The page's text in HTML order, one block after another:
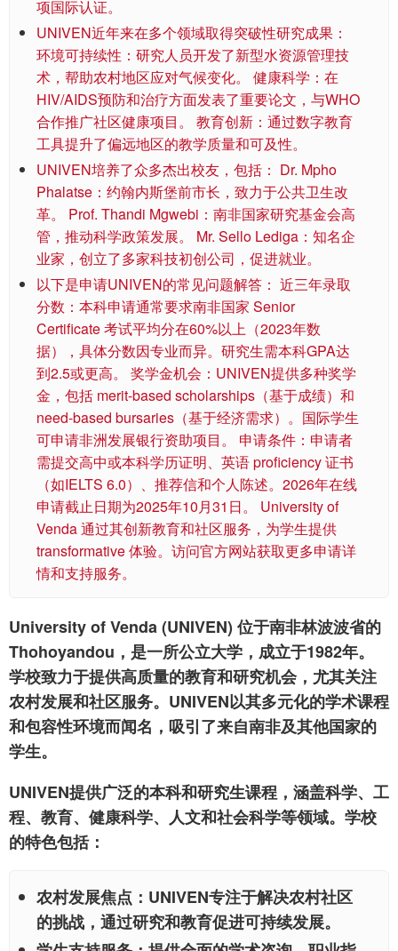
项国际认证。
UNIVEN近年来在多个领域取得突破性研究成果：
环境可持续性：研究人员开发了新型水资源管理技
术，帮助农村地区应对气候变化。 健康科学：在
HIV/AIDS预防和治疗方面发表了重要论文，与WHO
合作推广社区健康项目。 教育创新：通过数字教育
工具提升了偏远地区的教学质量和可及性。
UNIVEN培养了众多杰出校友，包括： Dr. Mpho
Phalatse：约翰内斯堡前市长，致力于公共卫生改
革。 Prof. Thandi Mgwebi：南非国家研究基金会高
管，推动科学政策发展。 Mr. Sello Lediga：知名企
业家，创立了多家科技初创公司，促进就业。
以下是申请UNIVEN的常见问题解答： 近三年录取
分数：本科申请通常要求南非国家 Senior
Certificate 考试平均分在60%以上（2023年数
据），具体分数因专业而异。研究生需本科GPA达
到2.5或更高。 奖学金机会：UNIVEN提供多种奖学
金，包括 merit-based scholarships（基于成绩）和
need-based bursaries（基于经济需求）。国际学生
可申请非洲发展银行资助项目。 申请条件：申请者
需提交高中或本科学历证明、英语 proficiency 证书
（如IELTS 6.0）、推荐信和个人陈述。2026年在线
申请截止日期为2025年10月31日。 University of
Venda 通过其创新教育和社区服务，为学生提供
transformative 体验。访问官方网站获取更多申请详
情和支持服务。
University of Venda (UNIVEN) 位于南非林波波省的
Thohoyandou，是一所公立大学，成立于1982年。
学校致力于提供高质量的教育和研究机会，尤其关注
农村发展和社区服务。UNIVEN以其多元化的学术课程
和包容性环境而闻名，吸引了来自南非及其他国家的
学生。
UNIVEN提供广泛的本科和研究生课程，涵盖科学、工
程、教育、健康科学、人文和社会科学等领域。学校
的特色包括：
农村发展焦点 ：UNIVEN专注于解决农村社区
的挑战，通过研究和教育促进可持续发展。